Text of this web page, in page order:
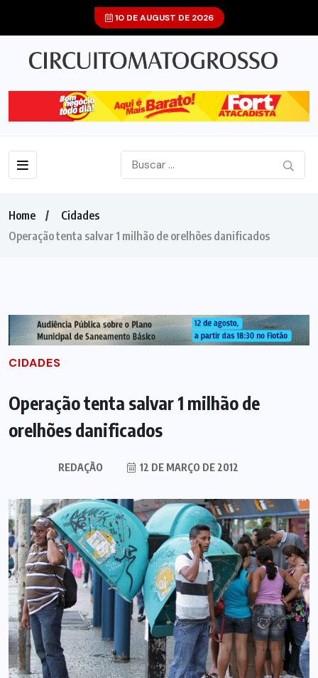
10 DE AUGUST DE 2026
Home
Cidades
Operação tenta salvar 1 milhão de orelhões danificados
CIDADES
Operação tenta salvar 1 milhão de
orelhões danificados
REDAÇÃO 12 DE MARÇO DE 2012